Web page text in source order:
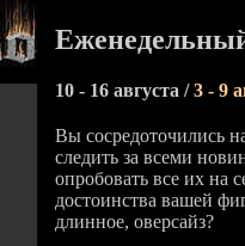
10 - 16 августа /3 - 9
Вы сосредоточились
следить за всеми
опробовать все их на
достоинства вашей
длинное, оверсайз?